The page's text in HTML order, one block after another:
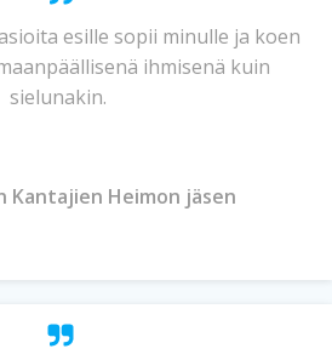
esille sopii minulle ja koen
ihmisenä kuin
sielunakin.
Kantajien Heimon jäsen